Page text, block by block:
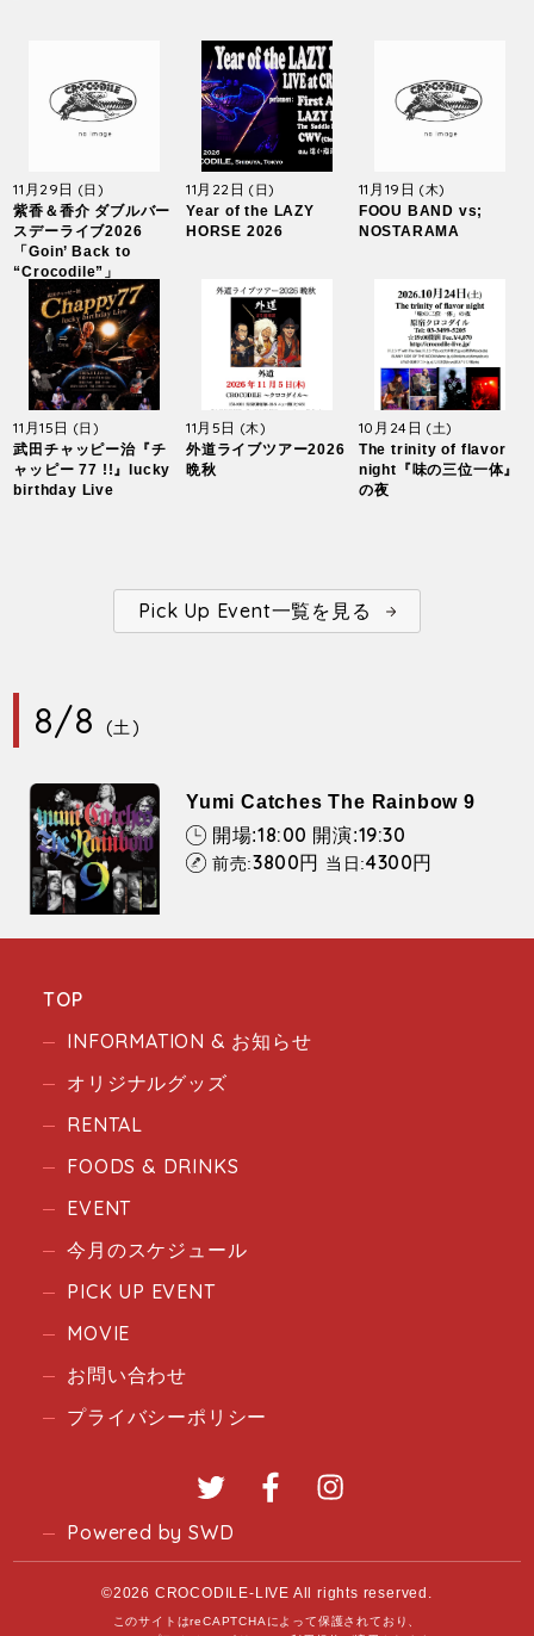
11月29日 (日)
紫香＆香介 ダブルバー
スデーライブ2026
「Goin’ Back to
“Crocodile”」
11月22日(日)
Year of the LAZY
HORSE 2026
11月19日 (木)
FOOU BAND vs;
NOSTARAMA
11月15日 (日)
武田チャッピー治『チ
ャッピー 77 !!』lucky
birthday Live
11月5日 (木)
外道ライブツアー2026
晩秋
10月24日 (土)
The trinity of flavor
night『味の三位一体』
の夜
Pick Up Event一覧を見る
8/8 (土)
Yumi Catches The Rainbow 9
開場:18:00 開演:19:30
前売:3800円 当日:4300円
TOP
INFORMATION & お知らせ
オリジナルグッズ
RENTAL
FOODS & DRINKS
EVENT
今月のスケジュール
PICK UP EVENT
MOVIE
お問い合わせ
プライバシーポリシー
Twitter Facebook
Powered by SWD
©2026 CROCODILE-LIVE All rights reserved.
このサイトはreCAPTCHAによって保護されており、